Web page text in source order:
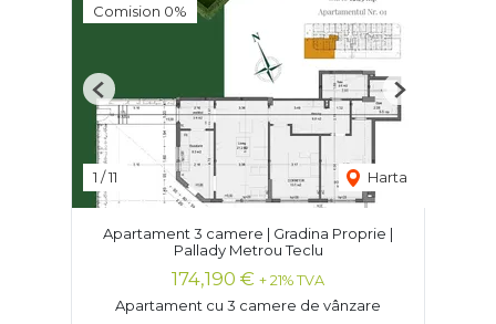
Comision 0%
1 /11 Harta
Previous Next
Apartament 3 camere | Gradina Proprie |
Pallady Metrou Teclu
174,190 € + 21% TVA
Apartament cu 3 camere de vânzare